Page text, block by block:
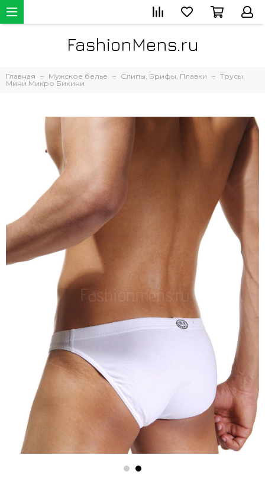
FashionMens.ru
Главная Мужское белье Слипы, Брифы, Плавки
Трусы
Мини Микро Бикини